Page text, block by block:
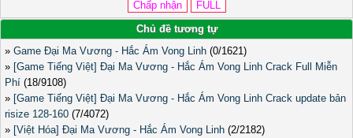
Chủ đề tương tự
» Game Đại Ma Vương - Hắc Ám Vong Linh (0/1621)
» [Game Tiếng Việt] Đại Ma Vương - Hắc Ám Vong Linh Crack Full Miễn
Phí (18/9108)
» [Game Tiếng Việt] Đại Ma Vương - Hắc Ám Vong Linh Crack update bản
risize 128-160 (7/4072)
» [Việt Hóa] Đại Ma Vương - Hắc Ám Vong Linh (2/2182)